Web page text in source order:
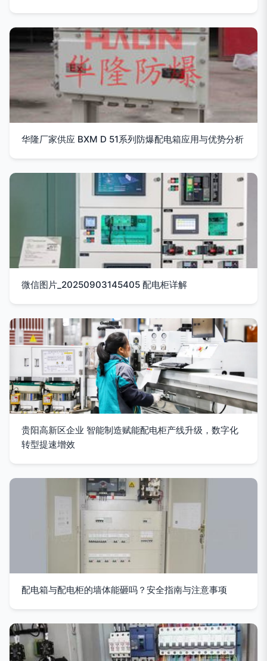
华隆厂家供应 BXM D 51系列防爆配电箱应用与优势分析
微信图片_20250903145405 配电柜详解
贵阳高新区企业 智能制造赋能配电柜产线升级，数字化
转型提速增效
配电箱与配电柜的墙体能砸吗？安全指南与注意事项